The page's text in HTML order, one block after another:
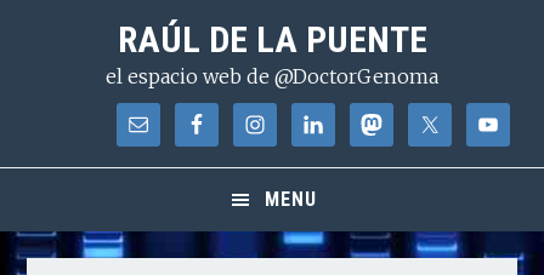
contenido
RAÚL DE LA PUENTE
el espacio web de @DoctorGenoma
MENU